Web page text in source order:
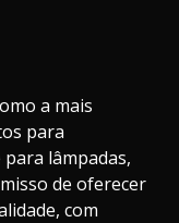
a mais
para
lâmpadas,
de oferecer
com